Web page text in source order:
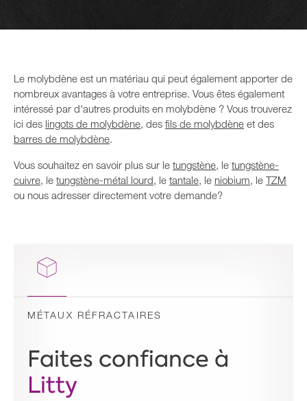
Le molybdène est un matériau qui peut également apporter de
nombreux avantages à votre entreprise. Vous êtes également
intéressé par d'autres produits en molybdène ? Vous trouverez
ici des lingots de molybdène, des fils de molybdène et des
barres de molybdène.
Vous souhaitez en savoir plus sur le tungstène, le tungstène-
cuivre, le tungstène-métal lourd, le tantale, le niobium, le TZM
ou nous adresser directement votre demande?
MÉTAUX RÉFRACTAIRES
Faites confiance à
Litty